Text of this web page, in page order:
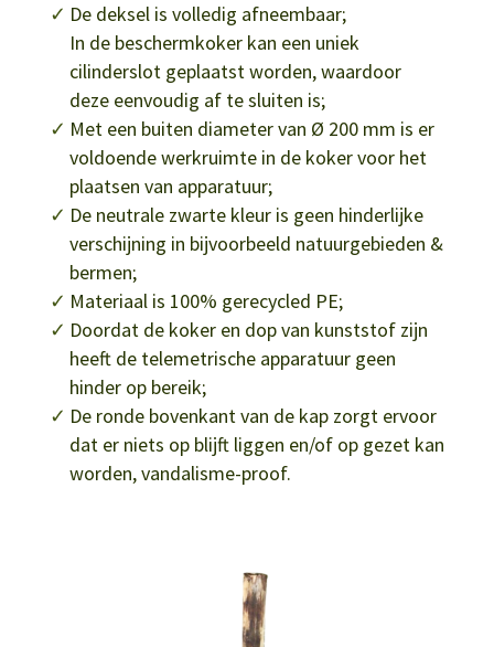
De deksel is volledig afneembaar;
In de beschermkoker kan een uniek
cilinderslot geplaatst worden, waardoor
deze eenvoudig af te sluiten is;
Met een buiten diameter van Ø 200 mm is er
voldoende werkruimte in de koker voor het
plaatsen van apparatuur;
De neutrale zwarte kleur is geen hinderlijke
verschijning in bijvoorbeeld natuurgebieden &
bermen;
Materiaal is 100% gerecycled PE;
Doordat de koker en dop van kunststof zijn
heeft de telemetrische apparatuur geen
hinder op bereik;
De ronde bovenkant van de kap zorgt ervoor
dat er niets op blijft liggen en/of op gezet kan
worden, vandalisme-proof.